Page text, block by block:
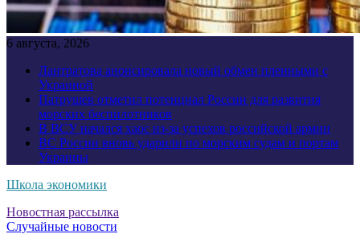
6 августа, 2026
Лантратова анонсировала новый обмен пленными с
Украиной
Патрушев отметил потенциал России для развития
морских беспилотников
В ВСУ начался хаос из-за успехов российской армии
ВС России вновь ударили по морским судам и портам
Украины
Школа экономики
Новостная рассылка
Случайные новости